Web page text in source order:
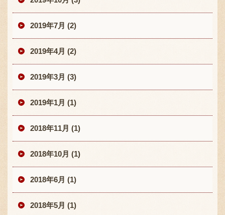
2019年7月 (2)
2019年4月 (2)
2019年3月 (3)
2019年1月 (1)
2018年11月 (1)
2018年10月 (1)
2018年6月 (1)
2018年5月 (1)